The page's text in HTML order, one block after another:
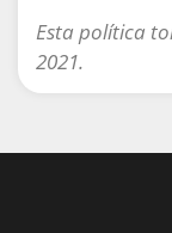
Esta política
2021.